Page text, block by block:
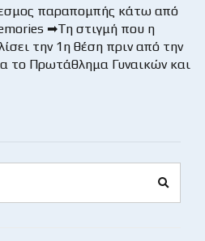
παραπομπής κάτω από
➡Τη στιγμή που η
την 1η θέση πριν από την
το Πρωτάθλημα Γυναικών και